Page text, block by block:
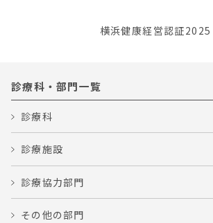
横浜健康経営認証2025
診療科・部門一覧
診療科
診療施設
診療協力部門
その他の部門